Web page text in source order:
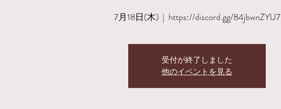
7月18日(木)
  |
https://discord.gg/84jbwnZYU7
受付が終了しました
他のイベントを見る